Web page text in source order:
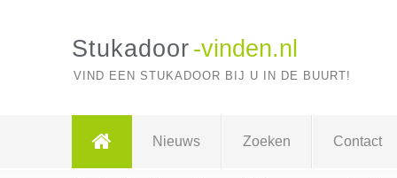
Stukadoor -vinden.nl
VIND EEN STUKADOOR BIJ U IN DE BUURT!
Nieuws Zoeken Contact